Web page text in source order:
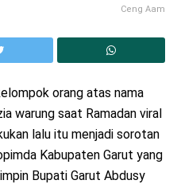
Ceng Aam
orang atas nama
warung saat Ramadan viral
lalu itu menjadi sorotan
Kabupaten Garut yang
Bupati Garut Abdusy